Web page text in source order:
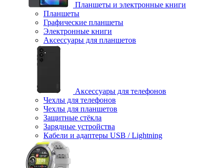
Планшеты и электронные книги
Планшеты
Графические планшеты
Электронные книги
Аксессуары для планшетов
Аксессуары для телефонов
Чехлы для телефонов
Чехлы для планшетов
Защитные стёкла
Зарядные устройства
Кабели и адаптеры USB / Lightning